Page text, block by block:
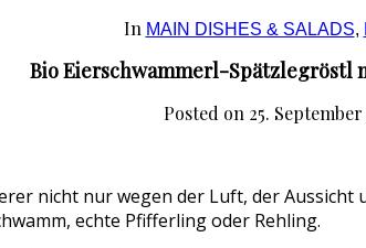
In MAIN DISHES & SALADS,
Bio Eierschwammerl-Spätzlegröstl
Posted on 25. September
nicht nur wegen der Luft, der
echte Pfifferling oder Rehling.